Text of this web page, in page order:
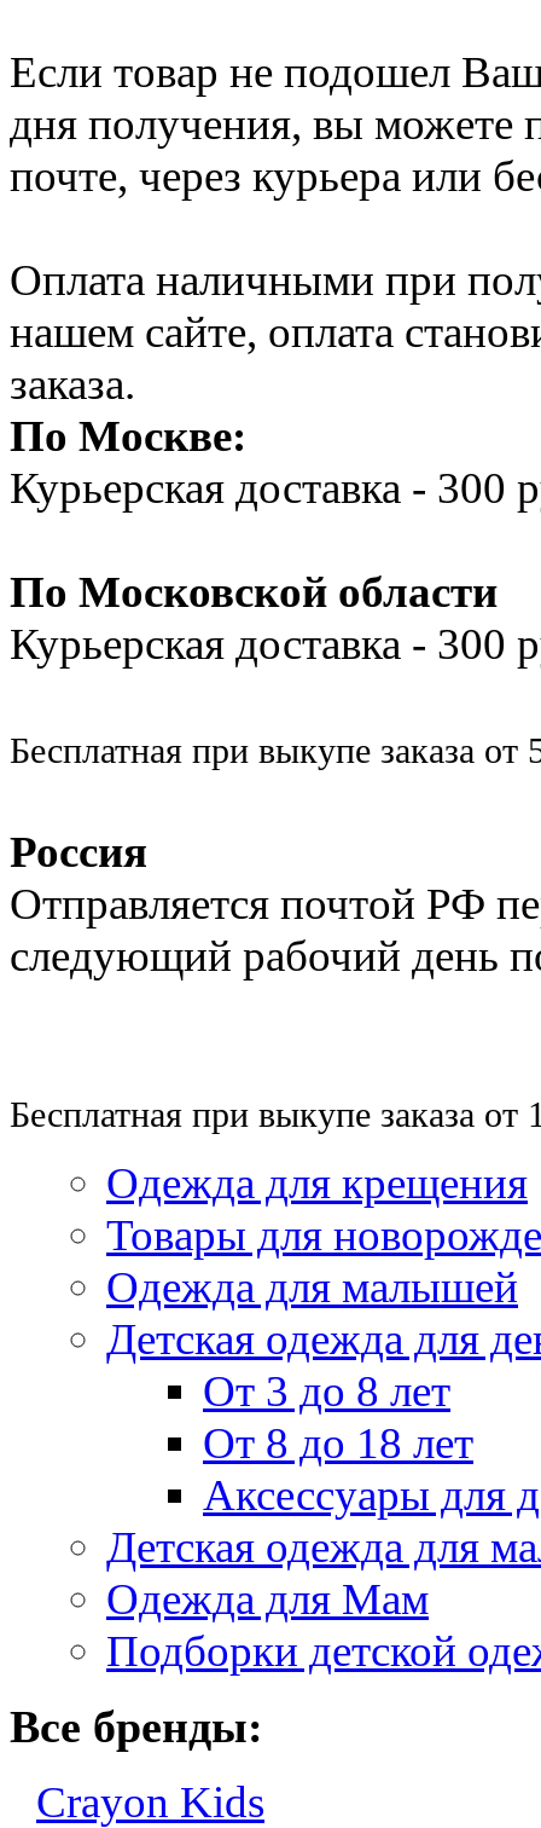
Если товар не подошел
дня получения, вы можете
почте, через курьера или
Оплата наличными при
нашем сайте, оплата
заказа.
По Москве:
Курьерская доставка - 300
По Московской области
Курьерская доставка -
Бесплатная при выкупе заказа от
Россия
Отправляется почтой РФ
следующий рабочий день
Бесплатная при выкупе заказа от
Одежда для крещения
Товары для
Одежда для малышей
Детская одежда для
От 3 до 8 лет
От 8 до 18 лет
Аксессуары для
Детская одежда для
Одежда для Мам
Подборки детской
Все бренды:
Crayon Kids